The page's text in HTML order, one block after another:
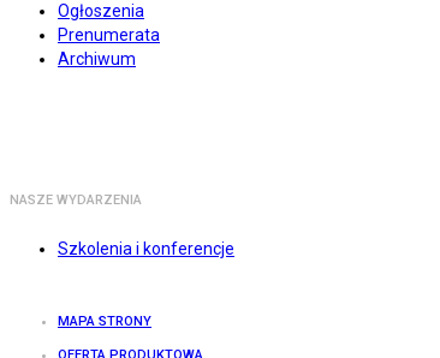
Ogłoszenia
Prenumerata
Archiwum
NASZE WYDARZENIA
Szkolenia i konferencje
MAPA STRONY